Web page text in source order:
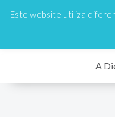
A
Este website utiliza